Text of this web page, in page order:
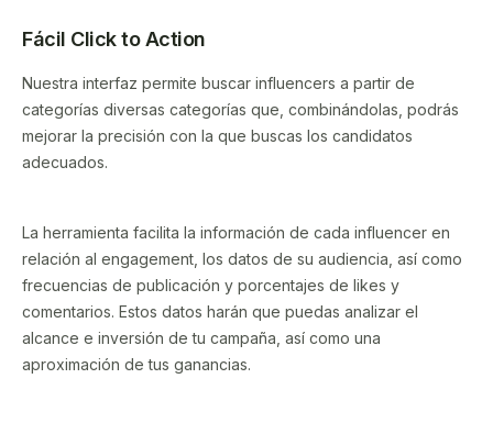
Fácil Click to Action
Nuestra interfaz permite buscar influencers a partir de
categorías diversas categorías que, combinándolas, podrás
mejorar la precisión con la que buscas los candidatos
adecuados.
La herramienta facilita la información de cada influencer en
relación al engagement, los datos de su audiencia, así como
frecuencias de publicación y porcentajes de likes y
comentarios. Estos datos harán que puedas analizar el
alcance e inversión de tu campaña, así como una
aproximación de tus ganancias.